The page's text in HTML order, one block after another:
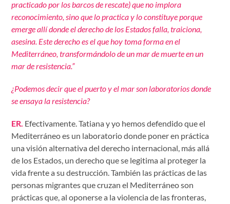
practicado por los barcos de rescate) que no implora
reconocimiento, sino que lo practica y lo constituye porque
emerge allí donde el derecho de los Estados falla, traiciona,
asesina. Este derecho es el que hoy toma forma en el
Mediterráneo, transformándolo de un mar de muerte en un
mar de resistencia.”
¿Podemos decir que el puerto y el mar son laboratorios donde
se ensaya la resistencia?
ER. Efectivamente. Tatiana y yo hemos defendido que el
Mediterráneo es un laboratorio donde poner en práctica
una visión alternativa del derecho internacional, más allá
de los Estados, un derecho que se legitima al proteger la
vida frente a su destrucción. También las prácticas de las
personas migrantes que cruzan el Mediterráneo son
prácticas que, al oponerse a la violencia de las fronteras,